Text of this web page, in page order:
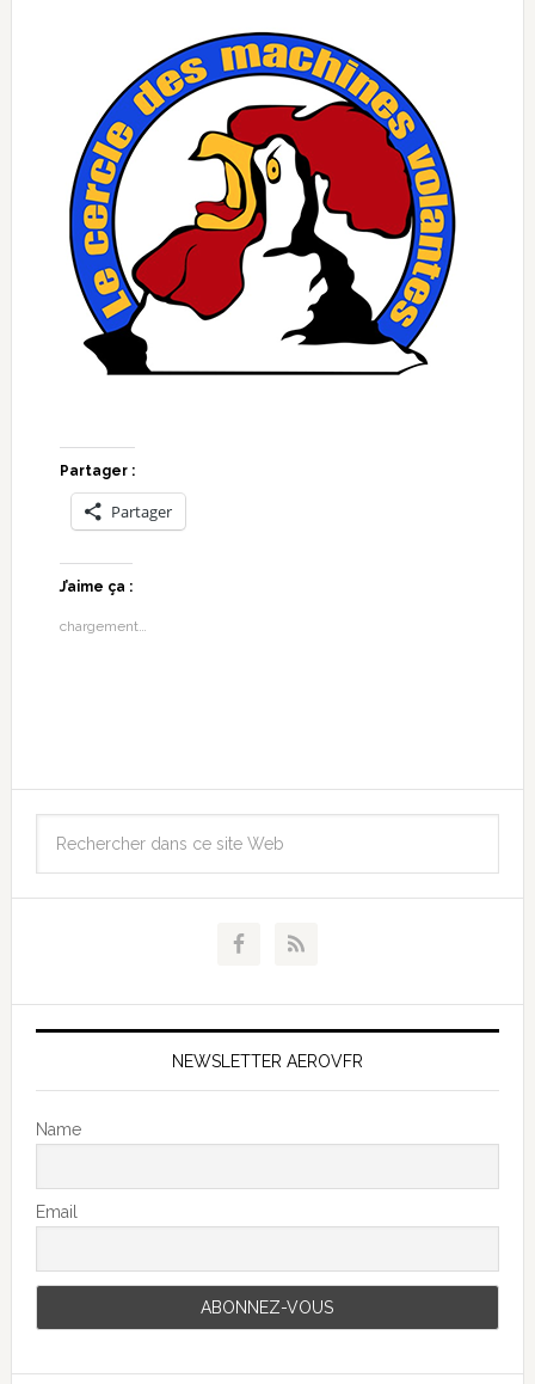
Partager :
Partager
J’aime ça :
chargement…
NEWSLETTER AEROVFR
Name
Email